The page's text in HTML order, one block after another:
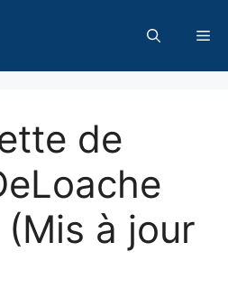
de
à jour